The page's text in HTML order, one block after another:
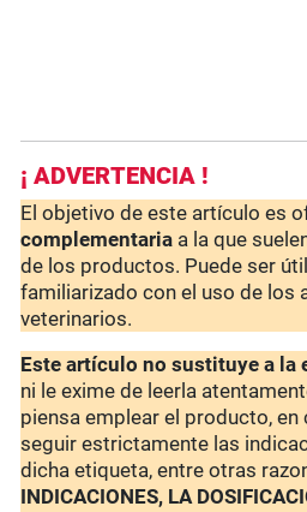
¡ ADVERTENCIA !
El objetivo de este artículo es
complementaria a la que
de los productos. Puede ser
familiarizado con el uso de los
veterinarios.
Este artículo no sustituye a la
ni le exime de leerla
piensa emplear el producto,
seguir estrictamente las
dicha etiqueta, entre otras
INDICACIONES, LA